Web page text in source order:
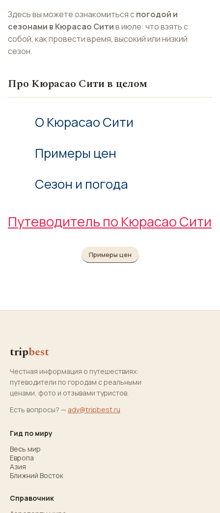
Здесь вы можете ознакомиться спогодой и
сезонами в Кюрасао Ситив июле: что взять с
собой, как провести время, высокий или низкий
сезон.
Про Кюрасао Сити в целом
О Кюрасао Сити
Примеры цен
Сезон и погода
Путеводитель по Кюрасао Сити
Примеры цен
tripbest
Честная информация о путешествиях:
путеводители по городам с реальными
ценами, фото и отзывами туристов.
Есть вопросы? — adv@tripbest.ru
Гид по миру
Весь мир
Европа
Азия
Ближний Восток
Справочник